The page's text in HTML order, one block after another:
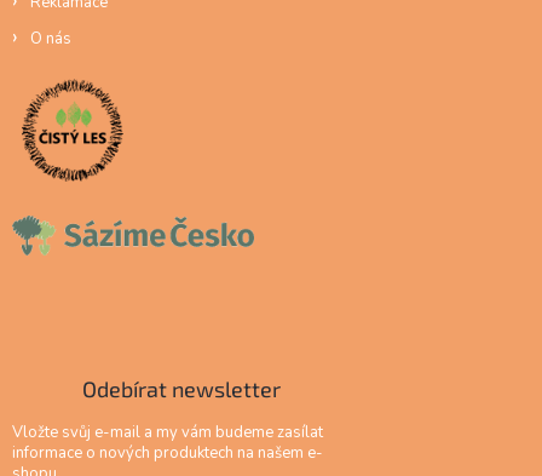
O nás
Odebírat newsletter
Vložte svůj e-mail a my vám budeme zasílat
informace o nových produktech na našem e-